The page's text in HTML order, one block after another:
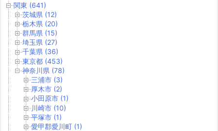
関東 (641)
茨城県 (12)
栃木県 (20)
群馬県 (15)
埼玉県 (27)
千葉県 (36)
東京都 (453)
神奈川県 (78)
三浦市 (3)
厚木市 (2)
小田原市 (1)
川崎市 (10)
平塚市 (1)
愛甲郡愛川町 (1)